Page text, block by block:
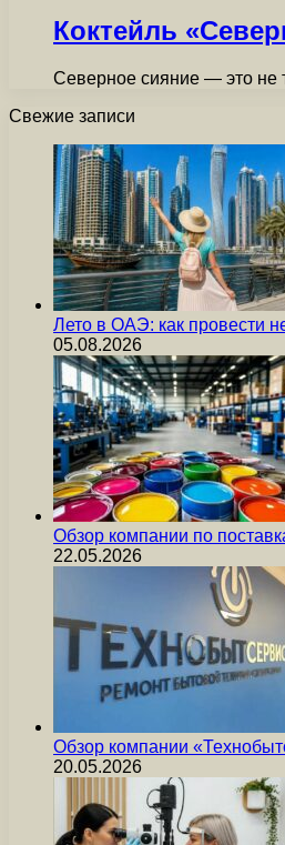
Коктейль
Северное сияние — это не
Свежие записи
Лето в ОАЭ: как провести
05.08.2026
Обзор компании по
22.05.2026
Обзор компании
20.05.2026